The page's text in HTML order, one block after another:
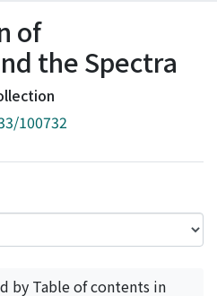
of
the Spectra
100732
by Table of contents in